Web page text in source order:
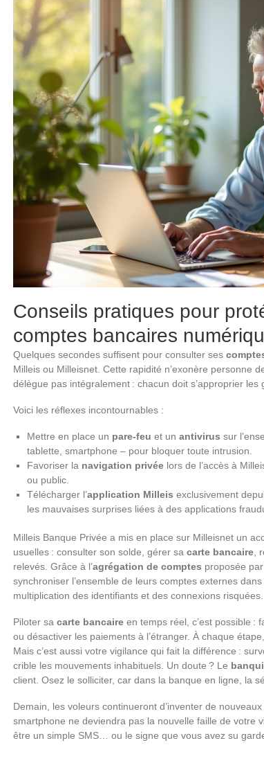
Conseils pratiques pour
comptes bancaires
Quelques secondes suffisent pour consulter ses
Milleis ou Milleisnet. Cette rapidité n’exonère personne
délègue pas intégralement : chacun doit s’approprier les
Voici les réflexes incontournables :
Mettre en place un pare-feu et un antivirus sur
tablette, smartphone – pour bloquer toute intrusion.
Favoriser la navigation privée lors de l’accès à
ou public.
Télécharger l’application Milleis exclusivement
les mauvaises surprises liées à des applications
Milleis Banque Privée a mis en place sur Milleisnet un
usuelles : consulter son solde, gérer sa carte bancaire ,
relevés. Grâce à l’agrégation de comptes proposée
synchroniser l’ensemble de leurs comptes externes
multiplication des identifiants et des connexions risquées.
Piloter sa carte bancaire en temps réel, c’est possible :
ou désactiver les paiements à l’étranger. À chaque
Mais c’est aussi votre vigilance qui fait la différence :
crible les mouvements inhabituels. Un doute ? Le
client. Osez le solliciter, car dans la banque en ligne, la
Demain, les voleurs continueront d’inventer de
smartphone ne deviendra pas la nouvelle faille de votre
être un simple SMS… ou le signe que vous avez su